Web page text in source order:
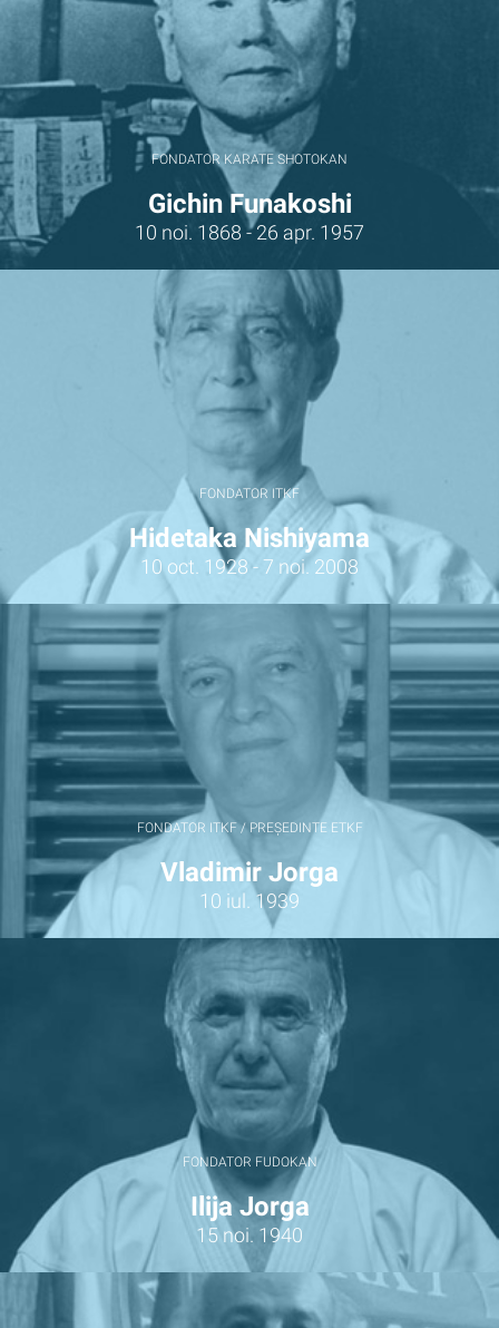
FONDATOR KARATE SHOTOKAN
Gichin Funakoshi
10 noi. 1868 - 26 apr. 1957
FONDATOR ITKF
Hidetaka Nishiyama
10 oct. 1928 - 7 noi. 2008
FONDATOR ITKF / PREȘEDINTE ETKF
Vladimir Jorga
10 iul. 1939
FONDATOR FUDOKAN
Ilija Jorga
15 noi. 1940